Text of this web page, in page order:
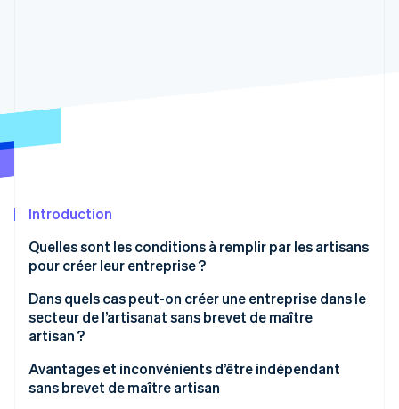
Élimination du carbone
Découvrez comment Stripe construit l’infrastructure
Regarder la vidéo
Introduction
Quelles sont les conditions à remplir par les artisans
pour créer leur entreprise ?
Qu’est-ce qu’un brevet de maître artisan ?
Dans quels cas peut-on créer une entreprise dans le
secteur de l’artisanat sans brevet de maître
artisan ?
Activités nécessitant une licence avec un brevet de
maître artisan
Avantages et inconvénients d’être indépendant
sans brevet de maître artisan